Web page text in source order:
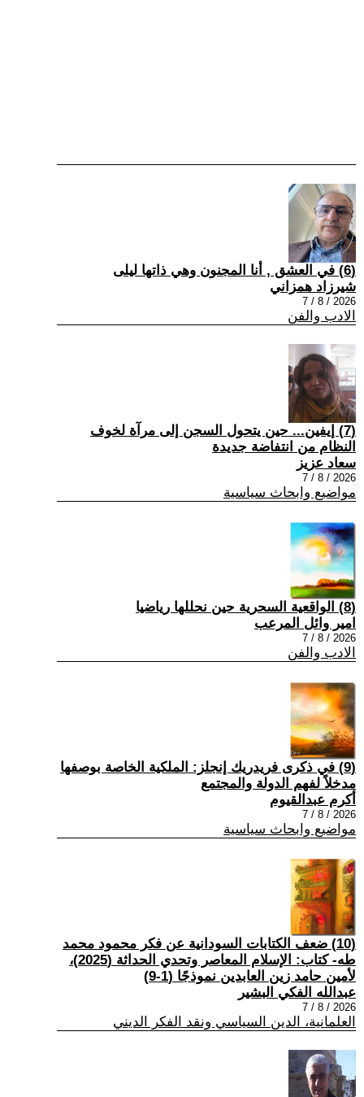
(6) في العشق , أنا المجنون وهي ذاتها ليلى
شيرزاد همزاني
2026 / 8 / 7
الادب والفن
(7) إيفين... حين يتحول السجن إلى مرآة لخوف
النظام من انتفاضة جديدة
سعاد عزيز
2026 / 8 / 7
مواضيع وابحاث سياسية
(8) الواقعية السحرية حين نحللها رياضيا
امير وائل المرعب
2026 / 8 / 7
الادب والفن
(9) في ذكرى فريدريك إنجلز: الملكية الخاصة بوصفها
مدخلاً لفهم الدولة والمجتمع
أكرم عبدالقيوم
2026 / 8 / 7
مواضيع وابحاث سياسية
(10) ضعف الكتابات السودانية عن فكر محمود محمد
طه- كتاب: الإسلام المعاصر وتحدي الحداثة (2025)،
لأمين حامد زين العابدين نموذجًا (1-9)
عبدالله الفكي البشير
2026 / 8 / 7
العلمانية، الدين السياسي ونقد الفكر الديني